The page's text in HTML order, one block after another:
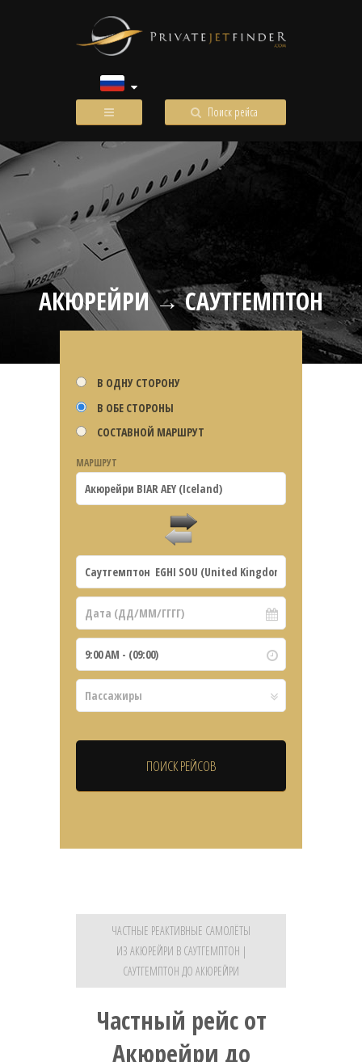
Поиск рейса
АКЮРЕЙРИ → САУТГЕМПТОН
В ОДНУ СТОРОНУ
В ОБЕ СТОРОНЫ
СОСТАВНОЙ МАРШРУТ
МАРШРУТ
ЧАСТНЫЕ РЕАКТИВНЫЕ САМОЛЁТЫ
ИЗ АКЮРЕЙРИ В САУТГЕМПТОН |
САУТГЕМПТОН ДО АКЮРЕЙРИ
Частный рейс от
Акюрейри до